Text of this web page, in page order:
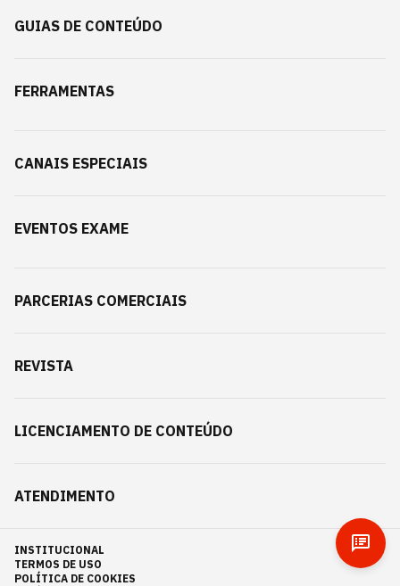
GUIAS DE CONTEÚDO
FERRAMENTAS
CANAIS ESPECIAIS
EVENTOS EXAME
PARCERIAS COMERCIAIS
REVISTA
LICENCIAMENTO DE CONTEÚDO
ATENDIMENTO
INSTITUCIONAL
TERMOS DE USO
POLÍTICA DE COOKIES